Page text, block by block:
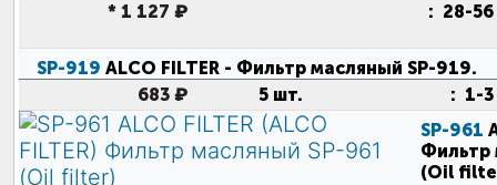
* 1 127 ₽ : 28-
SP-919 ALCO FILTER - Фильтр масляный SP-919.
683 ₽
5 шт. : 1-
SP-961
Фильтр
(Oil